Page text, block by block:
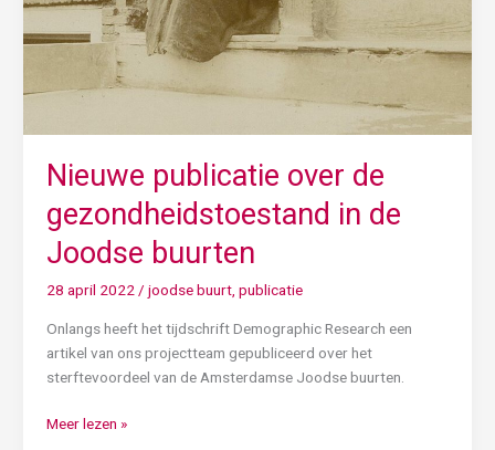
Nieuwe publicatie over de
gezondheidstoestand in de
Joodse buurten
28 april 2022 / joodse buurt, publicatie
Onlangs heeft het tijdschrift Demographic Research een
artikel van ons projectteam gepubliceerd over het
sterftevoordeel van de Amsterdamse Joodse buurten.
Meer lezen »